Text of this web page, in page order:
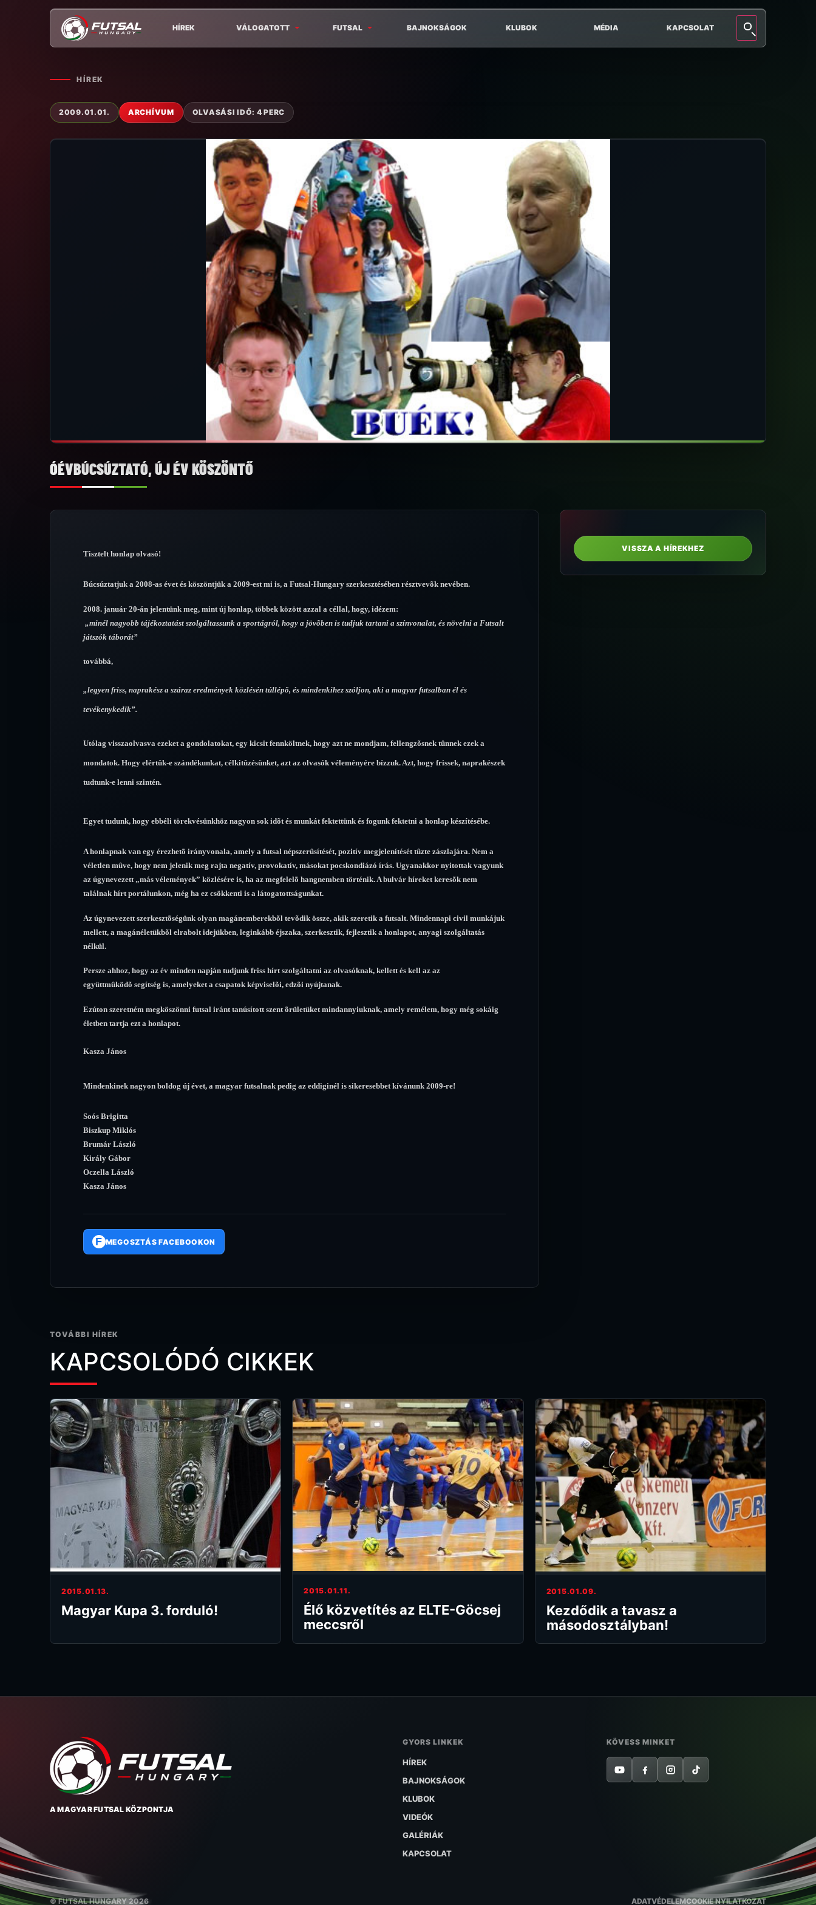
HÍREK VÁLOGATOTT FUTSAL BAJNOKSÁGOK KLUBOK MÉDIA KAPCSOLAT
HÍREK
2009.01.01. ARCHÍVUM OLVASÁSI IDŐ: 4 PERC
ÓÉVBÚCSÚZTATÓ, ÚJ ÉV KÖSZÖNTŐ
Tisztelt honlap olvasó!
Búcsúztatjuk a 2008-as évet és köszöntjük a 2009-est mi is, a Futsal-Hungary szerkesztésében résztvevõk nevében.
2008. január 20-án jelentünk meg, mint új honlap, többek között azzal a céllal, hogy, idézem:
„minél nagyobb tájékoztatást szolgáltassunk a sportágról, hogy a jövõben is tudjuk tartani a színvonalat, és növelni a Futsalt
játszók táborát”
továbbá,
„legyen friss, naprakész a száraz eredmények közlésén túllépõ, és mindenkihez szóljon, aki a magyar futsalban él és
tevékenykedik”.
Utólag visszaolvasva ezeket a gondolatokat, egy kicsit fennköltnek, hogy azt ne mondjam, fellengzõsnek tûnnek ezek a
mondatok. Hogy elértük-e szándékunkat, célkitûzésünket, azt az olvasók véleményére bízzuk. Azt, hogy frissek, naprakészek
tudtunk-e lenni szintén.
Egyet tudunk, hogy ebbéli törekvésünkhöz nagyon sok idõt és munkát fektettünk és fogunk fektetni a honlap készítésébe.
A honlapnak van egy érezhetõ irányvonala, amely a futsal népszerûsítését, pozitív megjelenítését tûzte zászlajára. Nem a
véletlen mûve, hogy nem jelenik meg rajta negatív, provokatív, másokat pocskondiázó írás. Ugyanakkor nyitottak vagyunk
az úgynevezett „más vélemények” közlésére is, ha az megfelelõ hangnemben történik. A bulvár híreket keresõk nem
találnak hírt portálunkon, még ha ez csökkenti is a látogatottságunkat.
Az úgynevezett szerkesztõségünk olyan magánemberekbõl tevõdik össze, akik szeretik a futsalt. Mindennapi civil munkájuk
mellett, a magánéletükbõl elrabolt idejükben, leginkább éjszaka, szerkesztik, fejlesztik a honlapot, anyagi szolgáltatás
nélkül.
Persze ahhoz, hogy az év minden napján tudjunk friss hírt szolgáltatni az olvasóknak, kellett és kell az az
együttmûködõ segítség is, amelyeket a csapatok képviselõi, edzõi nyújtanak.
Ezúton szeretném megköszönni futsal iránt tanúsított szent õrületüket mindannyiuknak, amely remélem, hogy még sokáig
életben tartja ezt a honlapot.
Kasza János
Mindenkinek nagyon boldog új évet, a magyar futsalnak pedig az eddiginél is sikeresebbet kívánunk 2009-re!
Soós Brigitta
Biszkup Miklós
Brumár László
Király Gábor
Oczella László
Kasza János
F MEGOSZTÁS FACEBOOKON
VISSZA A HÍREKHEZ
TOVÁBBI HÍREK
KAPCSOLÓDÓ CIKKEK
2015.01.13.
Magyar Kupa 3. forduló!
2015.01.11.
Élő közvetítés az ELTE-Göcsej
meccsről
2015.01.09.
Kezdődik a tavasz a
másodosztályban!
A MAGYAR FUTSAL KÖZPONTJA
GYORS LINKEK
HÍREK
BAJNOKSÁGOK
KLUBOK
VIDEÓK
GALÉRIÁK
KAPCSOLAT
KÖVESS MINKET
© FUTSAL HUNGARY 2026 ADATVÉDELEMCOOKIE NYILATKOZAT